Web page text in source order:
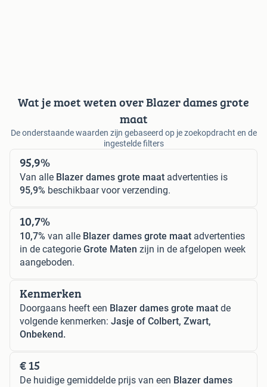
Wat je moet weten over Blazer dames grote
maat
De onderstaande waarden zijn gebaseerd op je zoekopdracht en de
ingestelde filters
95,9%
Van alle Blazer dames grote maat advertenties is
95,9% beschikbaar voor verzending.
10,7%
10,7% van alle Blazer dames grote maat advertenties
in de categorie Grote Maten zijn in de afgelopen week
aangeboden.
Kenmerken
Doorgaans heeft een Blazer dames grote maat de
volgende kenmerken: Jasje of Colbert, Zwart,
Onbekend.
€ 15
De huidige gemiddelde prijs van een Blazer dames